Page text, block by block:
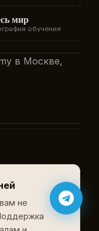
мир
обучения
не